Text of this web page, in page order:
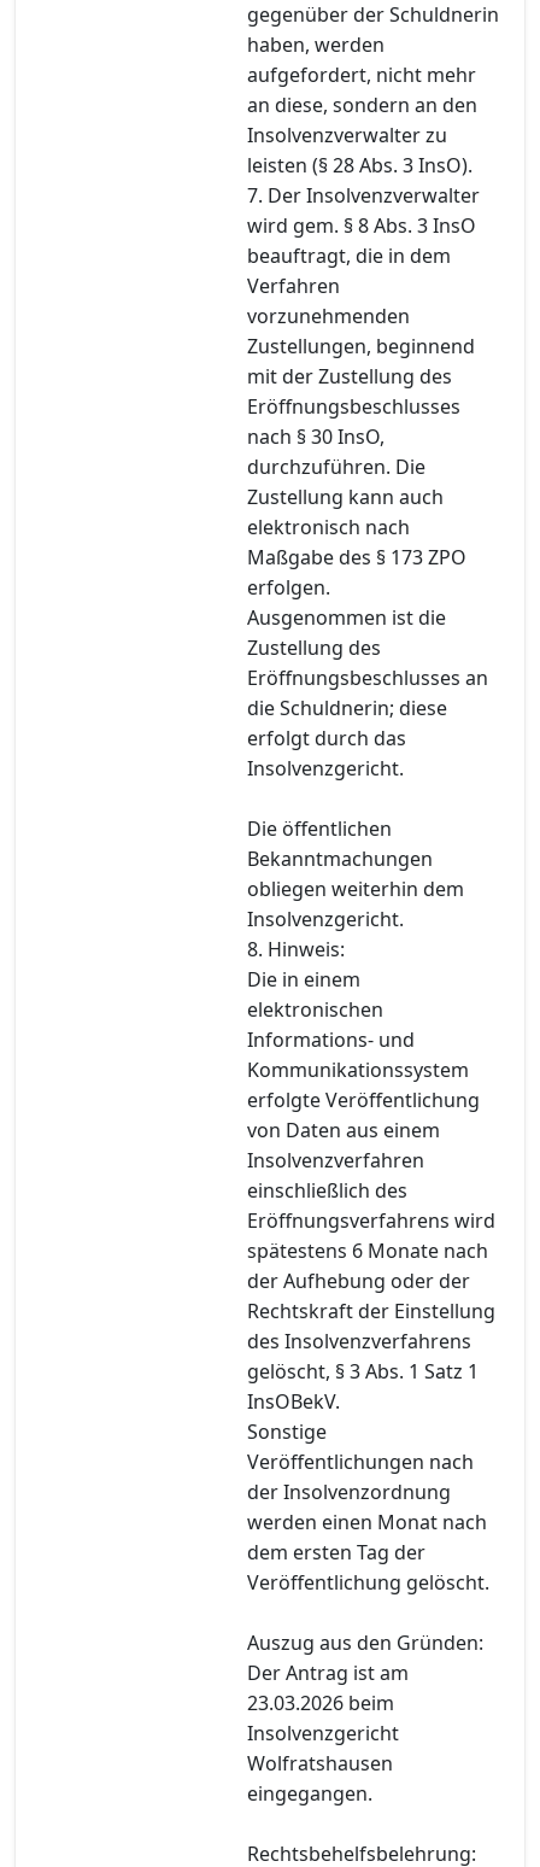
gegenüber der Schuldnerin
haben, werden
aufgefordert, nicht mehr
an diese, sondern an den
Insolvenzverwalter zu
leisten (§ 28 Abs. 3 InsO).
7. Der Insolvenzverwalter
wird gem. § 8 Abs. 3 InsO
beauftragt, die in dem
Verfahren
vorzunehmenden
Zustellungen, beginnend
mit der Zustellung des
Eröffnungsbeschlusses
nach § 30 InsO,
durchzuführen. Die
Zustellung kann auch
elektronisch nach
Maßgabe des § 173 ZPO
erfolgen.
Ausgenommen ist die
Zustellung des
Eröffnungsbeschlusses an
die Schuldnerin; diese
erfolgt durch das
Insolvenzgericht.
Die öffentlichen
Bekanntmachungen
obliegen weiterhin dem
Insolvenzgericht.
8. Hinweis:
Die in einem
elektronischen
Informations- und
Kommunikationssystem
erfolgte Veröffentlichung
von Daten aus einem
Insolvenzverfahren
einschließlich des
Eröffnungsverfahrens wird
spätestens 6 Monate nach
der Aufhebung oder der
Rechtskraft der Einstellung
des Insolvenzverfahrens
gelöscht, § 3 Abs. 1 Satz 1
InsOBekV.
Sonstige
Veröffentlichungen nach
der Insolvenzordnung
werden einen Monat nach
dem ersten Tag der
Veröffentlichung gelöscht.
Auszug aus den Gründen:
Der Antrag ist am
23.03.2026 beim
Insolvenzgericht
Wolfratshausen
eingegangen.
Rechtsbehelfsbelehrung: